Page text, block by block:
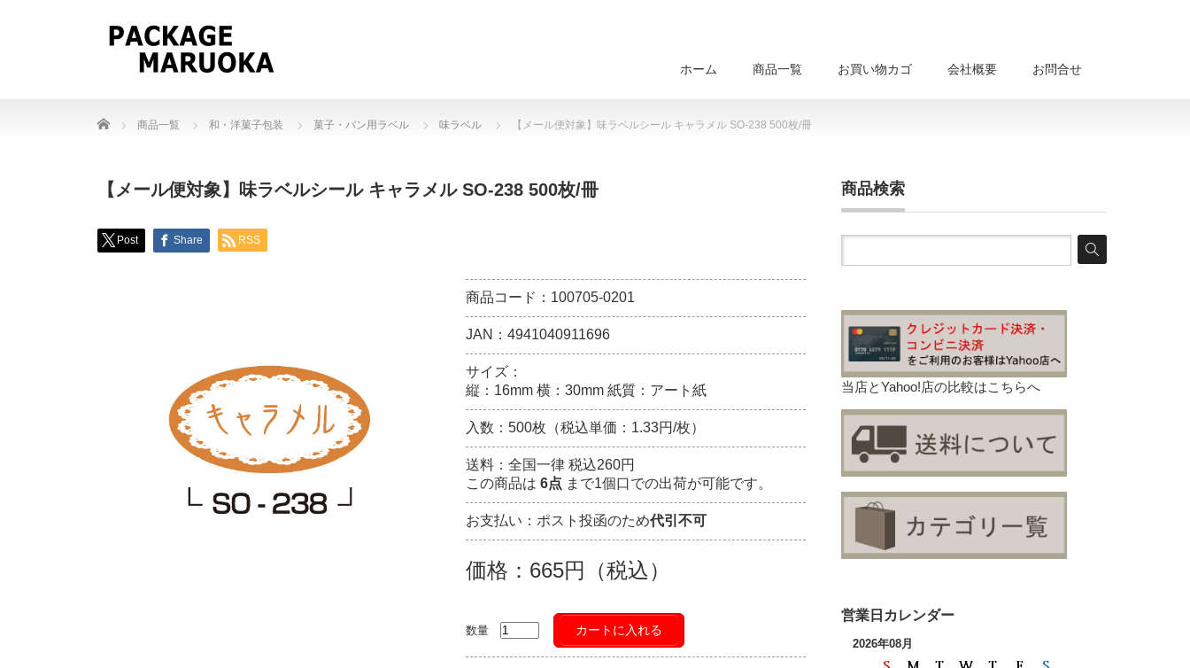
ホーム 商品一覧 お買い物カゴ 会社概要 お問合せ
Home 商品一覧 和・洋菓子包装 菓子・パン用ラベル 味ラベル 【メール便対象】味ラベルシール キャラメル SO-238 500枚/冊
【メール便対象】味ラベルシール キャラメル SO-238 500枚/冊
Post Share RSS
商品コード：100705-0201
JAN：4941040911696
サイズ：
縦：16mm 横：30mm 紙質：アート紙
入数：500枚（税込単価：1.33円/枚）
送料：全国一律 税込260円
この商品は 6点 まで1個口での出荷が可能です。
お支払い：ポスト投函のため代引不可
価格：665円（税込）
数量 カートに入れる
商品検索
当店とYahoo!店の比較はこちらへ
営業日カレンダー
2026年08月